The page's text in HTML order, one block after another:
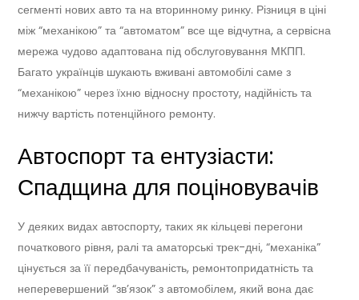
сегменті нових авто та на вторинному ринку. Різниця в ціні
між “механікою” та “автоматом” все ще відчутна, а сервісна
мережа чудово адаптована під обслуговування МКПП.
Багато українців шукають вживані автомобілі саме з
“механікою” через їхню відносну простоту, надійність та
нижчу вартість потенційного ремонту.
Автоспорт та ентузіасти:
Спадщина для поціновувачів
У деяких видах автоспорту, таких як кільцеві перегони
початкового рівня, ралі та аматорські трек-дні, “механіка”
цінується за її передбачуваність, ремонтопридатність та
неперевершений “зв’язок” з автомобілем, який вона дає